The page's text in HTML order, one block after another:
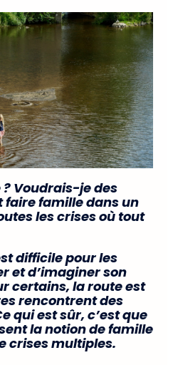
Voudrais-je des
faire famille dans un
les crises où tout
difficile pour les
et d’imaginer son
certains, la route est
rencontrent des
qui est sûr, c’est que
la notion de famille
crises multiples.